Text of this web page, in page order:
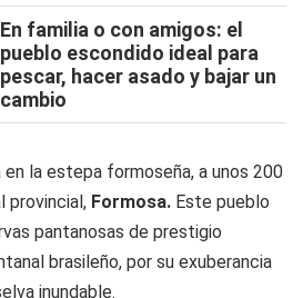
En familia o con amigos: el
pueblo escondido ideal para
pescar, hacer asado y bajar un
cambio
en la estepa formoseña, a unos 200
provincial, Formosa. Este pueblo
pantanosas de prestigio
brasileño, por su exuberancia
inundable.